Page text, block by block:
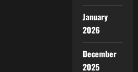
January
2026
December
2025